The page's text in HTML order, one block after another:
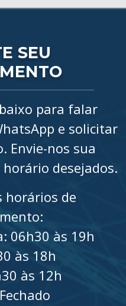
SEU
para falar
e solicitar
Envie-nos sua
desejados.
horários de
06h30 às 19h
às 18h
às 12h